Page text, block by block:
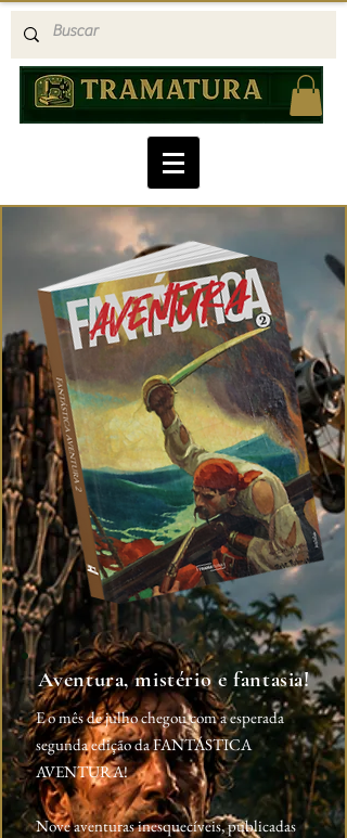
Aventura, mistério e fantasia!
E o mês de julho chegou com a esperada
segunda edição da FANTÁSTICA
AVENTURA!
Nove aventuras inesquecíveis, publicadas